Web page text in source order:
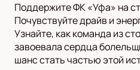
Поддержите ФК «Уфа» на
Почувствуйте драйв и
Узнайте, как команда из
завоевала сердца
шанс стать частью этой